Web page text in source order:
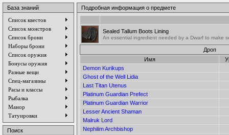
База знаний
Список квестов
Список монстров
Список брони
Наборы брони
Список оружия
Бонусы оружия
Разные вещи
Спец-магазины
Расы и классы
Рыбалка
Манор
Татуировки
Поиск
Подробная информация о предмете
Sealed Tallum Boots Lining
An essential ingredient needed by a Dwarf to make
Дроп
Имя
Demon Kurikups
Ghost of the Well Lidia
Last Titan Utenus
Platinum Guardian Prefect
Platinum Guardian Warrior
Lesser Ancient Shaman
Malruk Lord
Nephilim Archbishop